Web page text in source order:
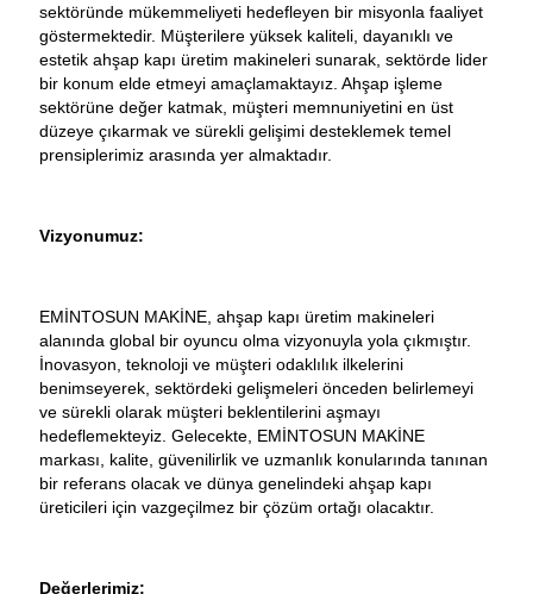
sektöründe mükemmeliyeti hedefleyen bir misyonla faaliyet
göstermektedir. Müşterilere yüksek kaliteli, dayanıklı ve
estetik ahşap kapı üretim makineleri sunarak, sektörde lider
bir konum elde etmeyi amaçlamaktayız. Ahşap işleme
sektörüne değer katmak, müşteri memnuniyetini en üst
düzeye çıkarmak ve sürekli gelişimi desteklemek temel
prensiplerimiz arasında yer almaktadır.
Vizyonumuz:
EMİNTOSUN MAKİNE, ahşap kapı üretim makineleri
alanında global bir oyuncu olma vizyonuyla yola çıkmıştır.
İnovasyon, teknoloji ve müşteri odaklılık ilkelerini
benimseyerek, sektördeki gelişmeleri önceden belirlemeyi
ve sürekli olarak müşteri beklentilerini aşmayı
hedeflemekteyiz. Gelecekte, EMİNTOSUN MAKİNE
markası, kalite, güvenilirlik ve uzmanlık konularında tanınan
bir referans olacak ve dünya genelindeki ahşap kapı
üreticileri için vazgeçilmez bir çözüm ortağı olacaktır.
Değerlerimiz: